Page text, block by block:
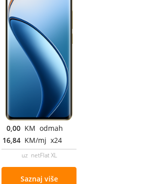
0,00 KM odmah
16,84 KM/mj x24
uz netFlat XL
Saznaj više